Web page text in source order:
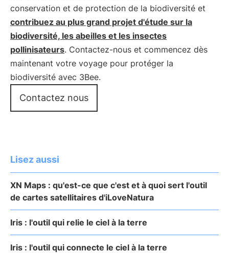
conservation et de protection de la biodiversité et
contribuez au plus grand projet d'étude sur la
biodiversité, les abeilles et les insectes
pollinisateurs. Contactez-nous et commencez dès
maintenant votre voyage pour protéger la
biodiversité avec 3Bee.
Contactez nous
Lisez aussi
XN Maps : qu'est-ce que c'est et à quoi sert l'outil
de cartes satellitaires d'iLoveNatura
Iris : l'outil qui relie le ciel à la terre
Iris : l'outil qui connecte le ciel à la terre